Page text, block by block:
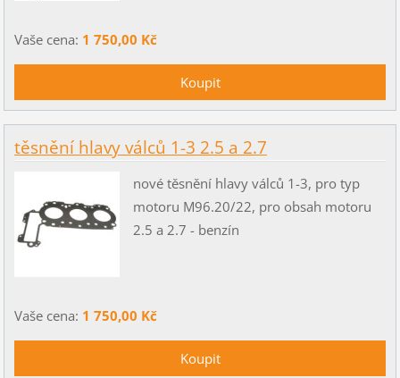
Vaše cena: 1 750,00 Kč
těsnění hlavy válců 1-3 2.5 a 2.7
nové těsnění hlavy válců 1-3, pro typ
motoru M96.20/22, pro obsah motoru
2.5 a 2.7 - benzín
Vaše cena: 1 750,00 Kč